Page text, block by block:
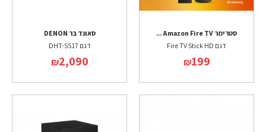
סטרימר Amazon Fire TV ...
דגם Fire TV Stick HD
₪199
סאונד בר DENON
דגם DHT-S517
₪2,090